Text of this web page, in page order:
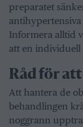
preparatet
Informera alltid
att en individuell
Råd för
Att hantera de
behandlingen
noggrann